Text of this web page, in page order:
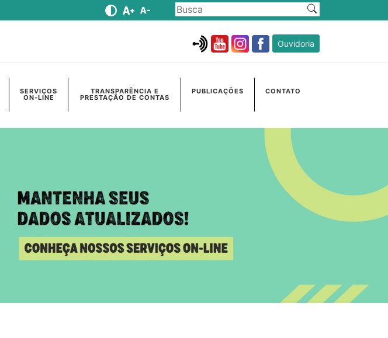
Ouvidoria
SERVIÇOS
ON-LINE
TRANSPARÊNCIA E
PRESTAÇÃO DE CONTAS
PUBLICAÇÕES CONTATO